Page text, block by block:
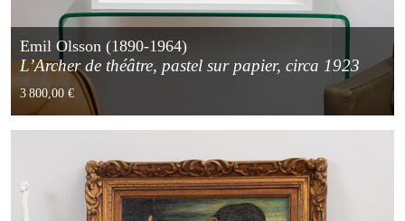
Emil Olsson (1890-1964)
L’Archer de théâtre, pastel sur papier, circa 1923
3 800,00 €